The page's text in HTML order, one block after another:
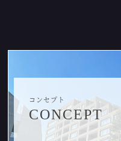
コンセプト
CONCEPT